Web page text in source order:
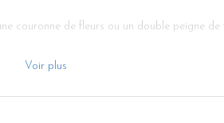
couronne de fleurs ou un double peigne
française dans notre atelier,
Les Couronnes de Victoire qui assurera
Voir plus